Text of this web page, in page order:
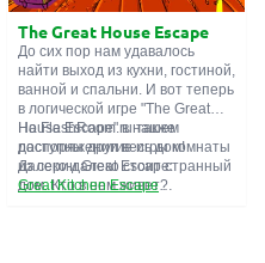
The Great House Escape
До сих пор нам удавалось
найти выход из кухни, гостиной,
ванной и спальни. И вот теперь
в логической игре "The Great
House Escape" в нашем
распоряжении весь дом!
Далеко-далеко стоит странный
дом. Кто в нем живет?
На FlashRoom.ru также
доступны другие игры комнаты
из серии Great Escape:
Great Kitchen Escape